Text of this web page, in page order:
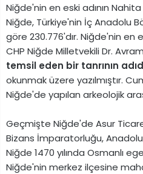
Niğde'nin en eski adının
Niğde, Türkiye'nin İç Anadolu
göre 230.776'dır. Niğde'nin en
CHP Niğde Milletvekili Dr.
temsil eden bir tanrının
okunmak üzere yazılmıştır.
Niğde'de yapılan arkeolojik
Geçmişte Niğde'de Asur
Bizans İmparatorluğu,
Niğde 1470 yılında Osmanlı
Niğde'nin merkez ilçesine